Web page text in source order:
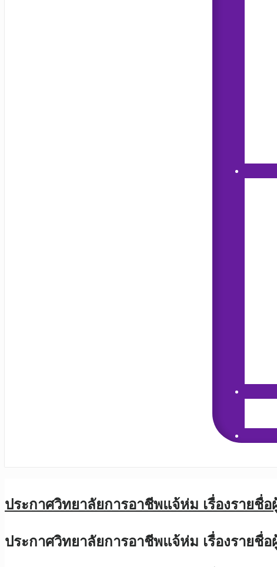
ประกาศวิทยาลัยการอาชีพแจ้ห่ม เรื่องราย
ประกาศวิทยาลัยการอาชีพแจ้ห่ม เรื่องราย